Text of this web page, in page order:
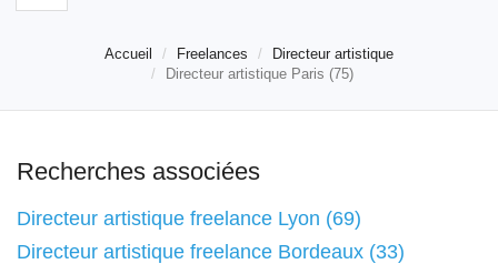
Accueil Freelances
Directeur artistique
Directeur artistique Paris (75)
Recherches associées
Directeur artistique freelance Lyon (69)
Directeur artistique freelance Bordeaux (33)